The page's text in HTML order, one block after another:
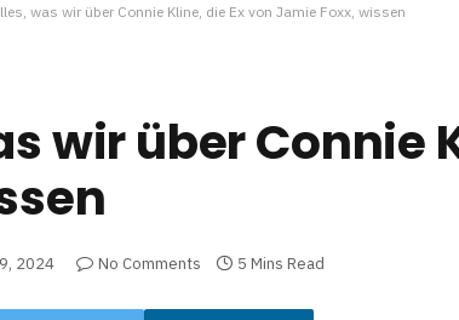
was wir über Connie Kline, die Ex von Jamie Foxx, wissen
wir über Connie
2024 No Comments 5 Mins Read